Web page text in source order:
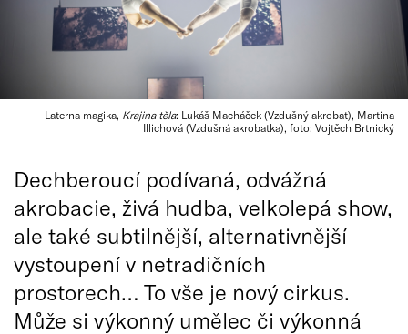
Laterna magika, Krajina těla: Lukáš Macháček (Vzdušný akrobat), Martina
Illichová (Vzdušná akrobatka), foto: Vojtěch Brtnický
Dechberoucí podívaná, odvážná
akrobacie, živá hudba, velkolepá show,
ale také subtilnější, alternativnější
vystoupení v netradičních
prostorech… To vše je nový cirkus.
Může si výkonný umělec či výkonná